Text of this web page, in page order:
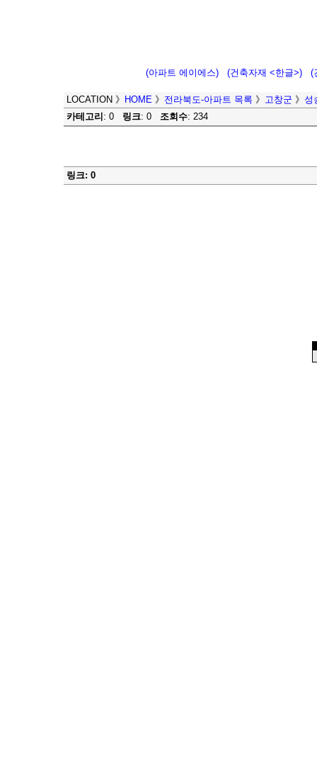
(아파트 에이에스) (건축자재 <한글>) (
LOCATION 》 HOME 》 전라북도-아파트 목록 》 고창군 》 성
카테고리 : 0 링크: 0 조회수: 234
링크: 0